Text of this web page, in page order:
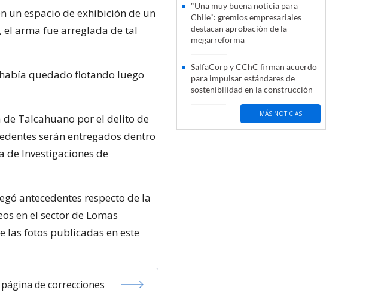
un espacio de exhibición de un
el arma fue arreglada de tal
quedado flotando luego
Talcahuano por el delito de
serán entregados dentro
de Investigaciones de
antecedentes respecto de la
en el sector de Lomas
las fotos publicadas en este
de correcciones
"Una muy buena noticia para
Chile": gremios empresariales
destacan aprobación de la
megarreforma
SalfaCorp y CChC firman acuerdo
para impulsar estándares de
sostenibilidad en la construcción
MÁS NOTICIAS